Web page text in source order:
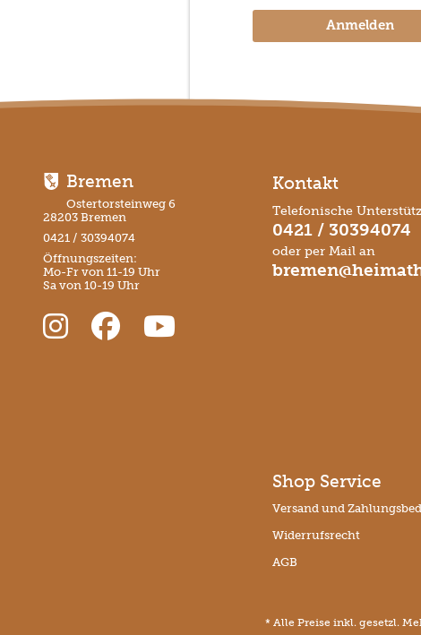
Anmelden
Bremen
Ostertorsteinweg 6
28203 Bremen
0421 / 30394074
Öffnungszeiten:
Mo-Fr von 11-19 Uhr
Sa von 10-19 Uhr
Kontakt
Telefonische
0421 / 30394074
oder per Mail an
Shop Service
Versand und
Widerrufsrecht
AGB
* Alle Preise inkl. gesetzl.